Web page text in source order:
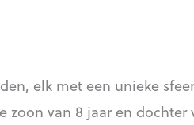
elk met een unieke
van 8 jaar en dochter